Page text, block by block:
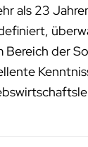
als 23
der